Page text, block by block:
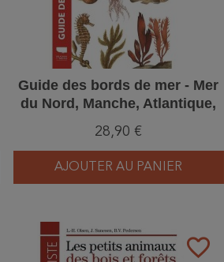
Guide des bords de mer - Mer
du Nord, Manche, Atlantique,
28,90 €
AJOUTER AU PANIER
favorite_border